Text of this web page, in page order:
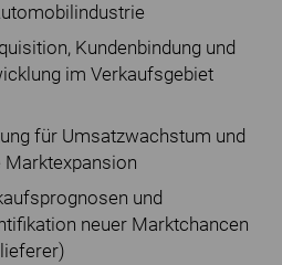
Kundenbindung und
im Verkaufsgebiet
für Umsatzwachstum und
und
neuer Marktchancen